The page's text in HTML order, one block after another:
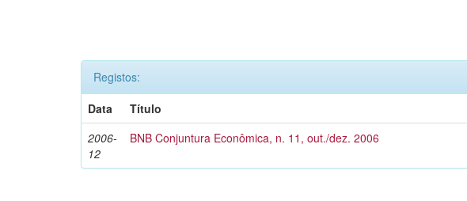
Registos:
Data
Título
2006-
12
BNB Conjuntura Econômica, n. 11, out./dez. 2006